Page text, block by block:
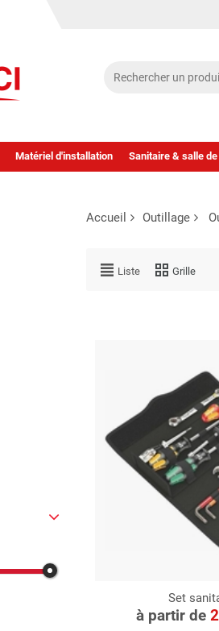
Matériel d'installation Sanitaire & salle
Accueil Outillage
Liste Grille
Set
à partir de